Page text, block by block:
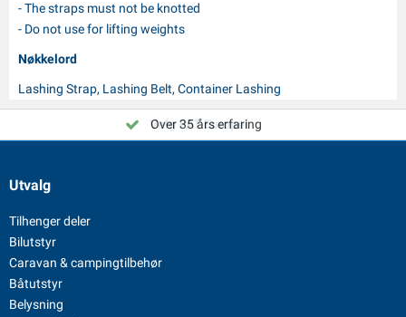
- The straps must not be knotted
- Do not use for lifting weights
Nøkkelord
Lashing Strap, Lashing Belt, Container Lashing
Velg PAT Europe!
Over 35 års erfaring
Utvalg
Tilhenger deler
Bilutstyr
Caravan & campingtilbehør
Båtutstyr
Belysning